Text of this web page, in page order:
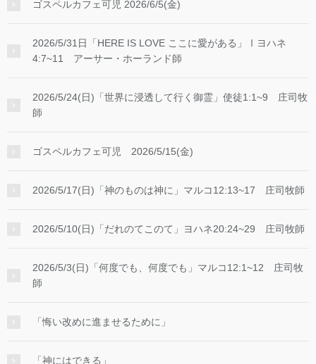
ゴスペルカフェ可児 2026/6/5(金)
2026/5/31日「HERE IS LOVE ここに愛がある」Ⅰヨハネ
4:7~11 アーサー・ホーランド師
2026/5/24(日)「世界に浸透して行く御霊」使徒1:1~9 庄司牧
師
ゴスペルカフェ可児 2026/5/15(金)
2026/5/17(日)「神のものは神に」マルコ12:13~17 庄司牧師
2026/5/10(日)「だれのてこのて」ヨハネ20:24~29 庄司牧師
2026/5/3(日)「何度でも、何度でも」マルコ12:1~12 庄司牧
師
「悔い改めに進ませるために」
「神にはできる」